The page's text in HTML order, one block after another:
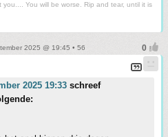
You will be worse. Rip and tear, until it is
2025 @ 19:45 • 56
2025 19:33 schreef